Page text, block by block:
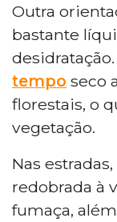
Outra
bastante
tempo seco
florestais, o
vegetação.
Nas
redobrada à
fumaça,